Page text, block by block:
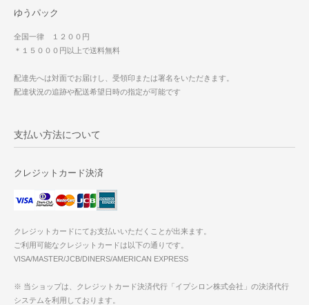
ゆうパック
全国一律 １２００円
＊１５０００円以上で送料無料
配達先へは対面でお届けし、受領印または署名をいただきます。
配達状況の追跡や配送希望日時の指定が可能です
支払い方法について
クレジットカード決済
クレジットカードにてお支払いいただくことが出来ます。
ご利用可能なクレジットカードは以下の通りです。
VISA/MASTER/JCB/DINERS/AMERICAN EXPRESS
※ 当ショップは、クレジットカード決済代行「イプシロン株式会社」の決済代行
システムを利用しております。